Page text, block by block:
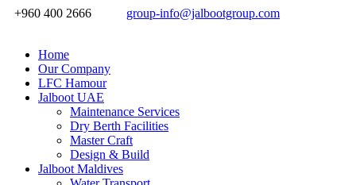
+960 400 2666 group-info@jalbootgroup.com
Home
Our Company
LFC Hamour
Jalboot UAE
Maintenance Services
Dry Berth Facilities
Master Craft
Design & Build
Jalboot Maldives